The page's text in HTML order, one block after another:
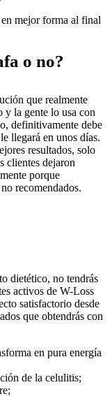
mejor forma al final
o no?
que realmente
y la gente lo usa con
definitivamente debe
llegará en unos días.
resultados, solo
clientes dejaron
porque
recomendados.
dietético, no tendrás
activos de W-Loss
satisfactorio desde
que obtendrás con
en pura energía
de la celulitis;